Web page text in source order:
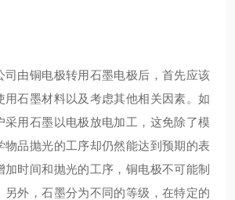
由铜电极转用石墨电极后，首先应该
用石墨材料以及考虑其他相关因素。如
采用石墨以电极放电加工，这免除了模
物品抛光的工序却仍然能达到预期的表
加时间和抛光的工序，铜电极不可能制
另外，石墨分为不同的等级，在特定的